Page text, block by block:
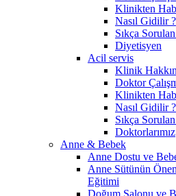
Klinikten
Nasıl Gidilir ?
Sıkça
Diyetisyen
Acil servis
Klinik
Doktor
Klinikten
Nasıl Gidilir ?
Sıkça
Doktorlarımız
Anne & Bebek
Anne Dostu ve
Anne Sütünün
Eğitimi
Doğum Salonu ve